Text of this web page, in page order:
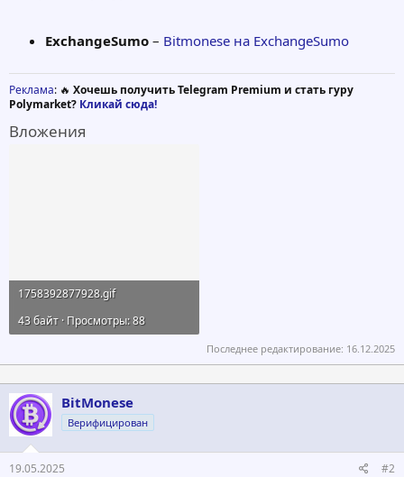
ExchangeSumo – Bitmonese на ExchangeSumo
Реклама: 🔥 Хочешь получить Telegram Premium и стать гуру
Polymarket? Кликай сюда!
Вложения
1758392877928.gif
43 байт · Просмотры: 88
Последнее редактирование: 16.12.2025
BitMonese
Верифицирован
19.05.2025 #2